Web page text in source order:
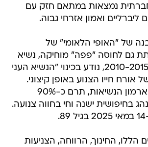
חברתית נמצאות במתאם חזק עם
ליברליים ואמון אזרחי גבוה.
של "האופי הלאומי" של
לתת גם לחוסה "פפה" מוחיקה, נשיא
אורוגוואי בשנים 2010-2015, נודע בכינוי "הנשיא העני
אורח חייו הצנוע באופן קיצוני.
הוא סירב לגור בארמון הנשיאות, תרם כ-90%
בחיפושית ישנה וחי בחווה צנועה.
הללו, החינוך, הרווחה, הצניעות